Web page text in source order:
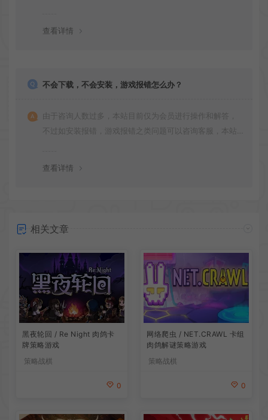
查看详情
不会下载，不会安装，游戏报错怎么办？
由于咨询人数过多，本站目前仅为会员进行操作和解答，
不过如安装报错，游戏报错之类问题可以咨询客服，本站
查看详情
相关文章
黑夜轮回 / Re Night 肉鸽卡
牌策略游戏
策略战棋
0
网络爬虫 / NET.CRAWL 卡组
肉鸽解谜策略游戏
策略战棋
0